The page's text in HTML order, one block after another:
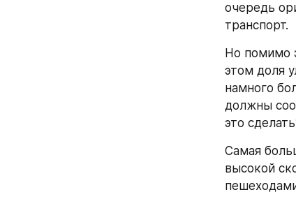
очередь
транспорт.
Но помимо
этом доля
намного
должны
это
Самая
высокой